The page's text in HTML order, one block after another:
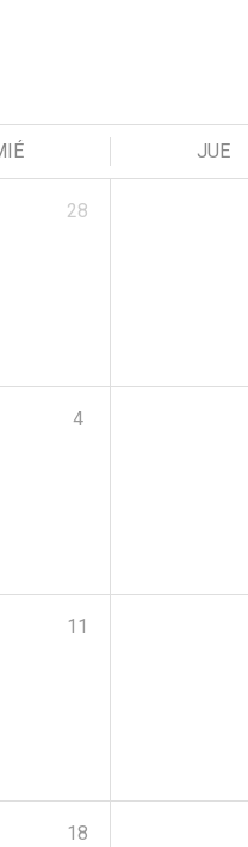
JUE
28
4
11
18